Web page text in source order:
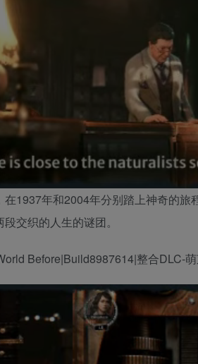
1937年和2004年分别踏上神奇的旅
交织的人生的谜团。